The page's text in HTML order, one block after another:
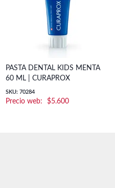
PASTA DENTAL KIDS MENTA
60 ML | CURAPROX
SKU: 70284
$5.600